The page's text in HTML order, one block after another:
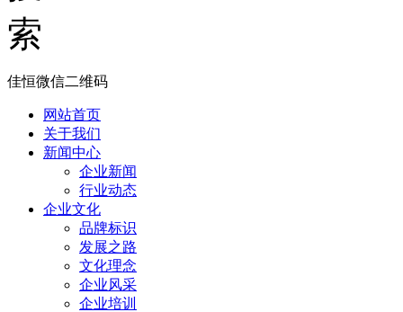
佳恒微信二维码
网站首页
关于我们
新闻中心
企业新闻
行业动态
企业文化
品牌标识
发展之路
文化理念
企业风采
企业培训